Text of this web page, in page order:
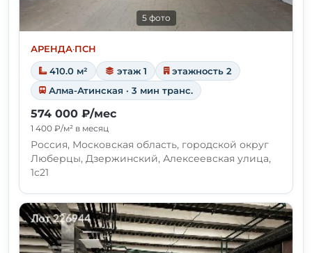
5 фото
АРЕНДА·ПСН
410.0 м² этаж 1
этажность 2
Алма-Атинская · 3 мин транс.
574 000 ₽/мес
1 400 ₽/м² в месяц
Россия, Московская область, городской округ
Люберцы, Дзержинский, Алексеевская улица,
1с21